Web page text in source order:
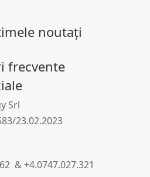
noutați
frecvente
Srl
23.02.2023
& +4.0747.027.321